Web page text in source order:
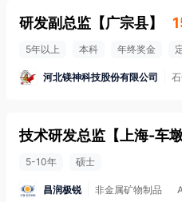
研发副总监 【广宗县】
5年以上 本科 年终奖金
河北镁神科技股份有限公司
技术研发总监 【 上海-车
5-10年 硕士
昌润极锐 非金属矿物制品